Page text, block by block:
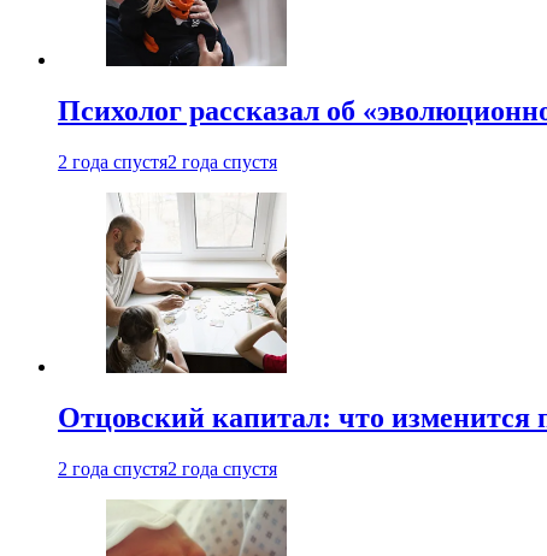
Психолог рассказал об
2 года спустя2 года спустя
Отцовский капитал: что
2 года спустя2 года спустя